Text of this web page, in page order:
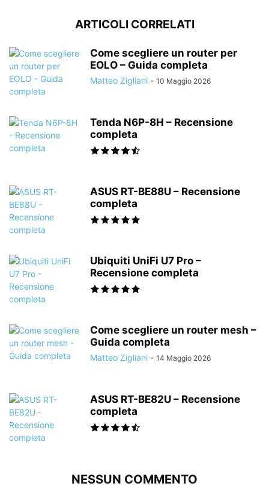
ARTICOLI CORRELATI
Come scegliere un router per
EOLO – Guida completa
Matteo Zigliani - 10 Maggio 2026
Tenda N6P-8H – Recensione
completa
ASUS RT-BE88U – Recensione
completa
Ubiquiti UniFi U7 Pro –
Recensione completa
Come scegliere un router mesh –
Guida completa
Matteo Zigliani - 14 Maggio 2026
ASUS RT-BE82U – Recensione
completa
NESSUN COMMENTO